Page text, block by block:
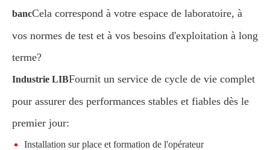
bancCela correspond à votre espace de laboratoire, à
vos normes de test et à vos besoins d'exploitation à long
terme?
Industrie LIBFournit un service de cycle de vie complet
pour assurer des performances stables et fiables dès le
premier jour:
Installation sur place et formation de l'opérateur